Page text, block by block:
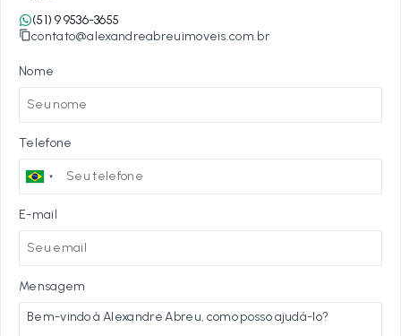
(51) 9 9536-3655
contato@alexandreabreuimoveis.com.br
Nome
Telefone
E-mail
Mensagem